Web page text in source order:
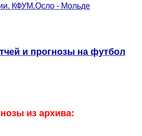
КФУМ.Осло - Мольде
и прогнозы на футбол
из архива: